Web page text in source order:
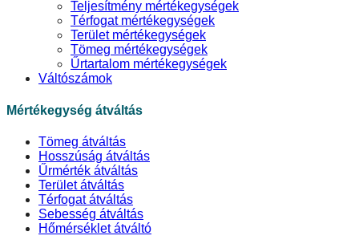
Teljesítmény mértékegységek
Térfogat mértékegységek
Terület mértékegységek
Tömeg mértékegységek
Űrtartalom mértékegységek
Váltószámok
Mértékegység átváltás
Tömeg átváltás
Hosszúság átváltás
Űrmérték átváltás
Terület átváltás
Térfogat átváltás
Sebesség átváltás
Hőmérséklet átváltó